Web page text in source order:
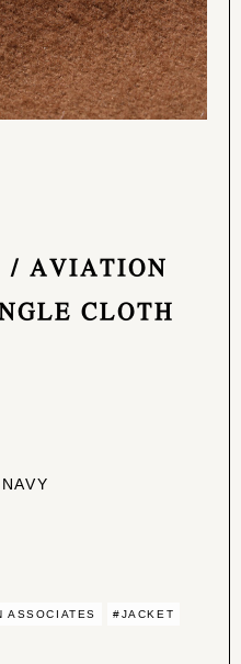
/ AVIATION
CLOTH
ASSOCIATES #JACKET